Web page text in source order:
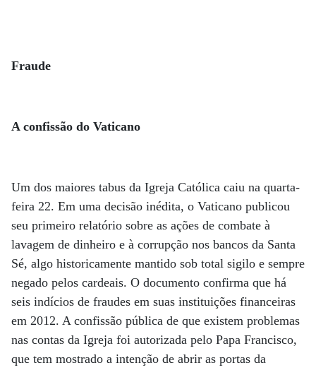
Fraude
A confissão do Vaticano
Um dos maiores tabus da Igreja Católica caiu na quarta-
feira 22. Em uma decisão inédita, o Vaticano publicou
seu primeiro relatório sobre as ações de combate à
lavagem de dinheiro e à corrupção nos bancos da Santa
Sé, algo historicamente mantido sob total sigilo e sempre
negado pelos cardeais. O documento confirma que há
seis indícios de fraudes em suas instituições financeiras
em 2012. A confissão pública de que existem problemas
nas contas da Igreja foi autorizada pelo Papa Francisco,
que tem mostrado a intenção de abrir as portas da